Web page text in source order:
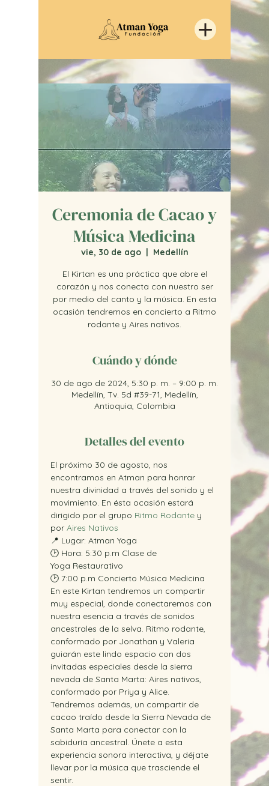
Ceremonia de Cacao y
Música Medicina
vie, 30 de ago
  |
Medellín
El Kirtan es una práctica que abre el
corazón y nos conecta con nuestro ser
por medio del canto y la música. En esta
ocasión tendremos en concierto a Ritmo
rodante y Aires nativos.
Cuándo y dónde
30 de ago de 2024, 5:30 p. m. – 9:00 p. m.
Medellín, Tv. 5d #39-71, Medellín,
Antioquia, Colombia
Detalles del evento
El próximo 30 de agosto, nos
encontramos en Atman para honrar
nuestra divinidad a través del sonido y el
movimiento. En ésta ocasión estará
dirigido por el grupo Ritmo Rodante y
por Aires Nativos
📍 Lugar: Atman Yoga
🕑 Hora: 5:30 p.m Clase de
Yoga Restaurativo
🕑 7:00 p.m Concierto Música Medicina
En este Kirtan tendremos un compartir
muy especial, donde conectaremos con
nuestra esencia a través de sonidos
ancestrales de la selva. Ritmo rodante,
conformado por Jonathan y Valeria
guiarán este lindo espacio con dos
invitadas especiales desde la sierra
nevada de Santa Marta: Aires nativos,
conformado por Priya y Alice.
Tendremos además, un compartir de
cacao traído desde la Sierra Nevada de
Santa Marta para conectar con la
sabiduría ancestral. Únete a esta
experiencia sonora interactiva, y déjate
llevar por la música que trasciende el
sentir.